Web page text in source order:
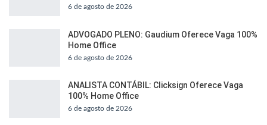
6 de agosto de 2026
ADVOGADO PLENO: Gaudium Oferece Vaga 100%
Home Office
6 de agosto de 2026
ANALISTA CONTÁBIL: Clicksign Oferece Vaga
100% Home Office
6 de agosto de 2026